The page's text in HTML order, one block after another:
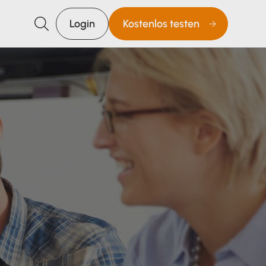
Suchen
Unsere Lösungen
E-Rechnung Software
Buchhaltungssoftware
Lohnprogramm
Login Kostenlos testen